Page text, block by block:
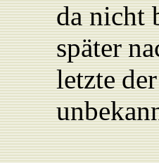
da nicht
später
letzte